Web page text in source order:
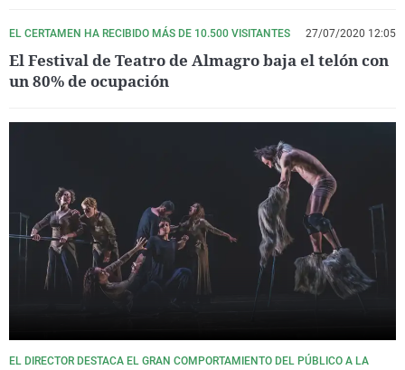
EL CERTAMEN HA RECIBIDO MÁS DE 10.500 VISITANTES 27/07/2020 12:05
El Festival de Teatro de Almagro baja el telón con
un 80% de ocupación
EL DIRECTOR DESTACA EL GRAN COMPORTAMIENTO DEL PÚBLICO A LA